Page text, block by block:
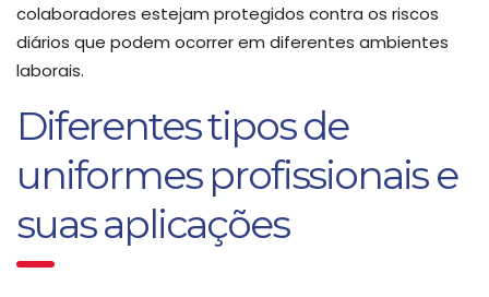
colaboradores estejam protegidos contra os riscos
diários que podem ocorrer em diferentes ambientes
laborais.
Diferentes tipos de
uniformes profissionais e
suas aplicações